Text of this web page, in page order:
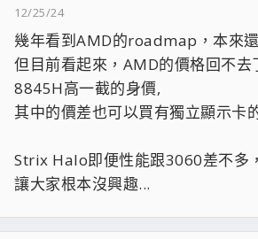
12/25/24
幾年看到AMD的roadmap，本來
但目前看起來，AMD的價格回不
8845H高一截的身價,
其中的價差也可以買有獨立顯示卡
Strix Halo即便性能跟3060差不多
讓大家根本沒興趣...